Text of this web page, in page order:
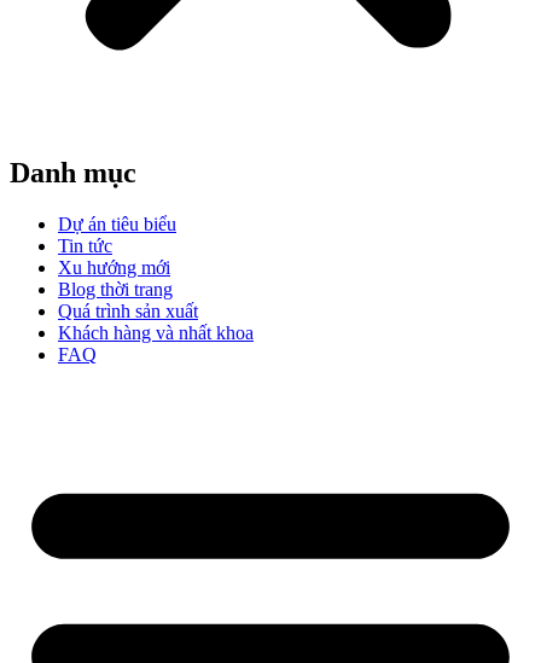
Danh mục
Dự án tiêu biểu
Tin tức
Xu hướng mới
Blog thời trang
Quá trình sản xuất
Khách hàng và nhất khoa
FAQ